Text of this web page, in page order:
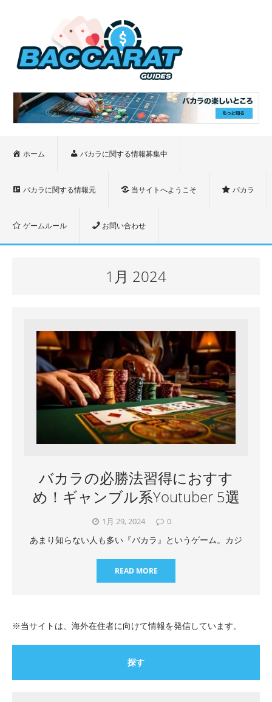
ホーム バカラに関する情報募集中
バカラに関する情報元 当サイトへようこそ バカラ
ゲームルール お問い合わせ
1月 2024
バカラの必勝法習得におすす
め！ギャンブル系Youtuber 5選
1月 29, 2024 0
あまり知らない人も多い『バカラ』というゲーム。カジ
READ MORE
※当サイトは、海外在住者に向けて情報を発信しています。
探す